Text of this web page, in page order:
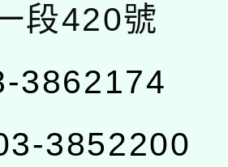
段420號
3862174
3852200